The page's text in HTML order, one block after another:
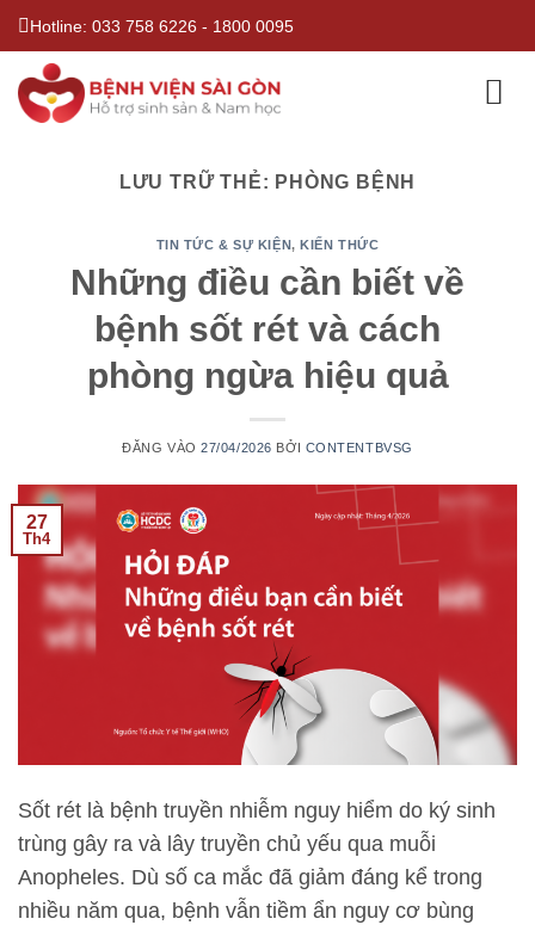
Bỏ
dung
Hotline: 033 758 6226 - 1800 0095
LƯU TRỮ THẺ: PHÒNG BỆNH
TIN TỨC & SỰ KIỆN,KIẾN THỨC
Những điều cần biết về
bệnh sốt rét và cách
phòng ngừa hiệu quả
ĐĂNG VÀO27/04/2026 BỞI CONTENTBVSG
27
Th4
Sốt rét là bệnh truyền nhiễm nguy hiểm do ký sinh
trùng gây ra và lây truyền chủ yếu qua muỗi
Anopheles. Dù số ca mắc đã giảm đáng kể trong
nhiều năm qua, bệnh vẫn tiềm ẩn nguy cơ bùng